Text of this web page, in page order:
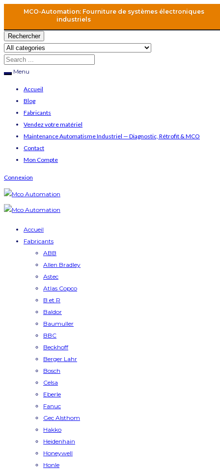
MCO-Automation: Fourniture de systèmes électroniques
industriels
Rechercher
Menu
Accueil
Blog
Fabricants
Vendez votre matériel
Maintenance Automatisme Industriel — Diagnostic, Rétrofit & MCO
Contact
Mon Compte
Connexion
Accueil
Fabricants
ABB
Allen Bradley
Astec
Atlas Copco
B et R
Baldor
Baumuller
BBC
Beckhoff
Berger Lahr
Bosch
Celsa
Eberle
Fanuc
Gec Alsthom
Hakko
Heidenhain
Honeywell
Honle